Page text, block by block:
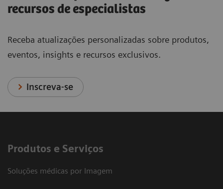
recursos de especialistas
Receba atualizações personalizadas sobre produtos,
eventos, insights e recursos exclusivos.
Inscreva-se
Produtos e Serviços
Soluções médicas por Imagem